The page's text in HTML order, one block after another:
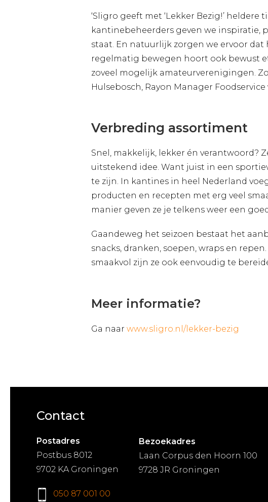
‘Sligro geeft met ‘Lekker Bezig!’
kantinebeheerders geven we inspiratie,
staat. En natuurlijk zorgen we ervoor
regelmatig bewegen hoort ook bewust
zoveel mogelijk amateurverenigingen.
Hulsebosch, Rayon Manager Foodservice
Verbreding assortiment
Snel, makkelijk, lekker én verantwoord?
uitstekend idee. Want juist in een
te zijn. In kantines in heel Nederland
producten en recepten met erg veel
manier geven ze je telkens weer een
Gaandeweg het seizoen bestaat het
snacks, dranken, soepen, wraps en
smaakvol zijn ze ook eenvoudig te
Meer informatie?
Ga naar www.sligro.nl/lekker-bezig
Contact
Postadres
Postbus 8012
9702 KA Groningen
050 87 001 00
Bezoekadres
Laan Corpus den Hoorn 100
9728 JR Groningen